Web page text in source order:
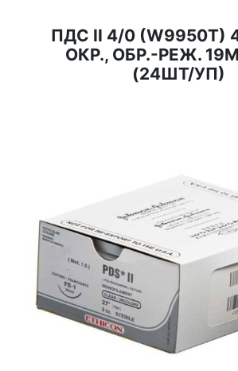
ПДС II 4/0 (W9950T)
ОКР., ОБР.-РЕЖ.
(24ШТ/УП)